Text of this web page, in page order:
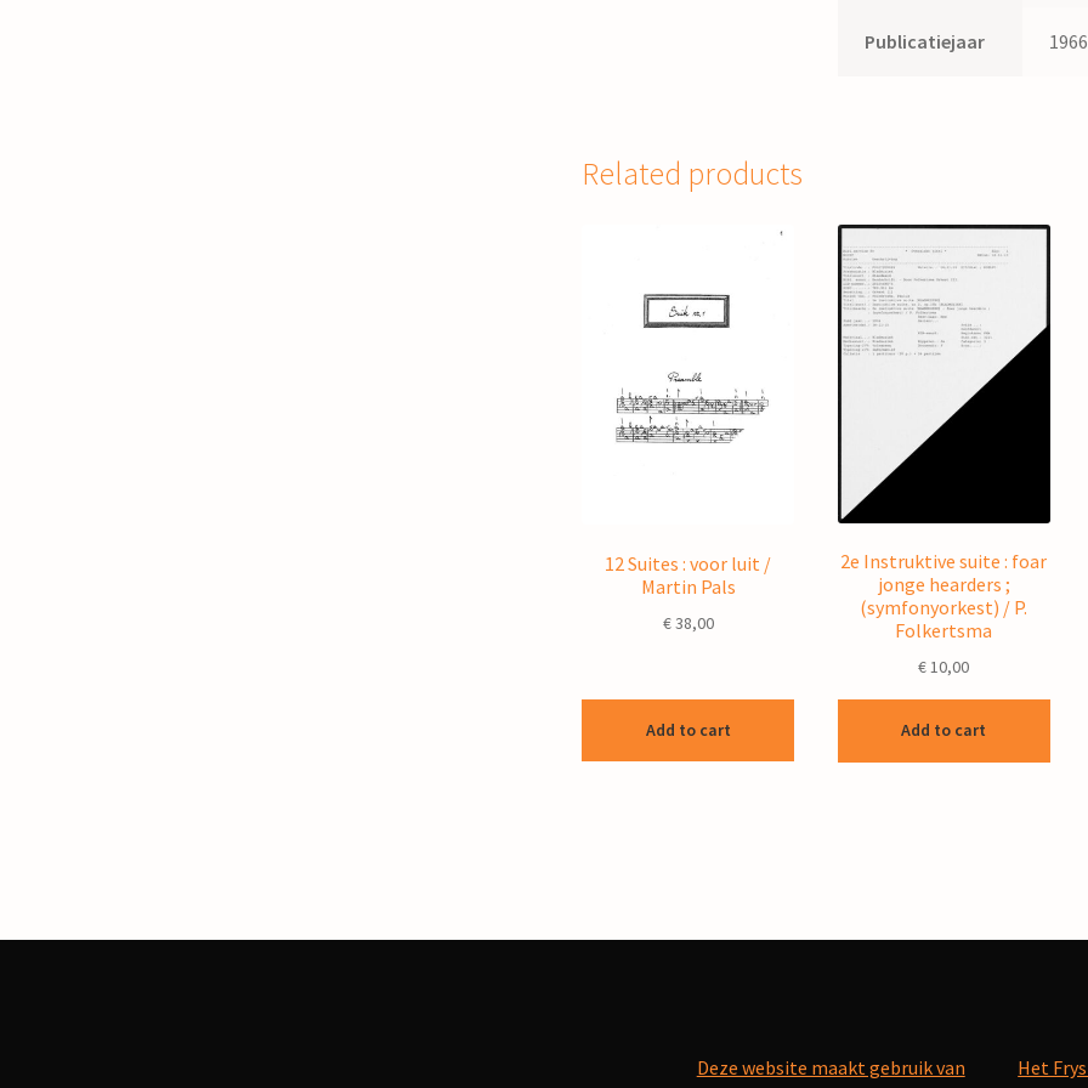
Publicatiejaar 1966
Related products
12 Suites : voor luit /
Martin Pals
€38,00
Add to cart
2e Instruktive suite : foar
jonge hearders ;
(symfonyorkest) / P.
Folkertsma
€10,00
Add to cart
Deze website maakt gebruik van
Het